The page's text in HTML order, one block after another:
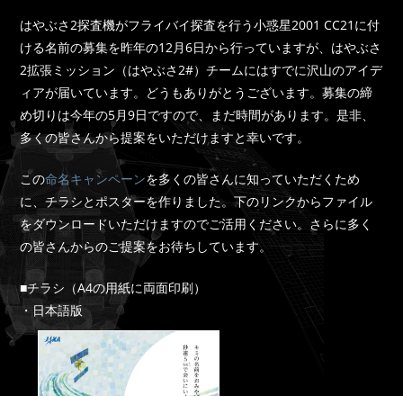
はやぶさ2探査機がフライバイ探査を行う小惑星2001 CC21に付
ける名前の募集を昨年の12月6日から行っていますが、はやぶさ
2拡張ミッション（はやぶさ2#）チームにはすでに沢山のアイデ
ィアが届いています。どうもありがとうございます。募集の締
め切りは今年の5月9日ですので、まだ時間があります。是非、
多くの皆さんから提案をいただけますと幸いです。
この命名キャンペーンを多くの皆さんに知っていただくため
に、チラシとポスターを作りました。下のリンクからファイル
をダウンロードいただけますのでご活用ください。さらに多く
の皆さんからのご提案をお待ちしています。
■チラシ（A4の用紙に両面印刷）
・日本語版